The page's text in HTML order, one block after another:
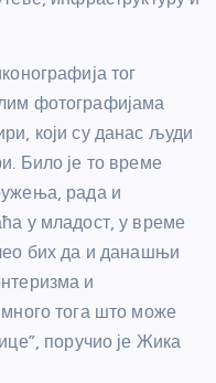
тог
фотографијама
који су данас људи
Било је то време
рада и
у младост, у време
бих да и данашњи
и
тога што може
поручио је Жика